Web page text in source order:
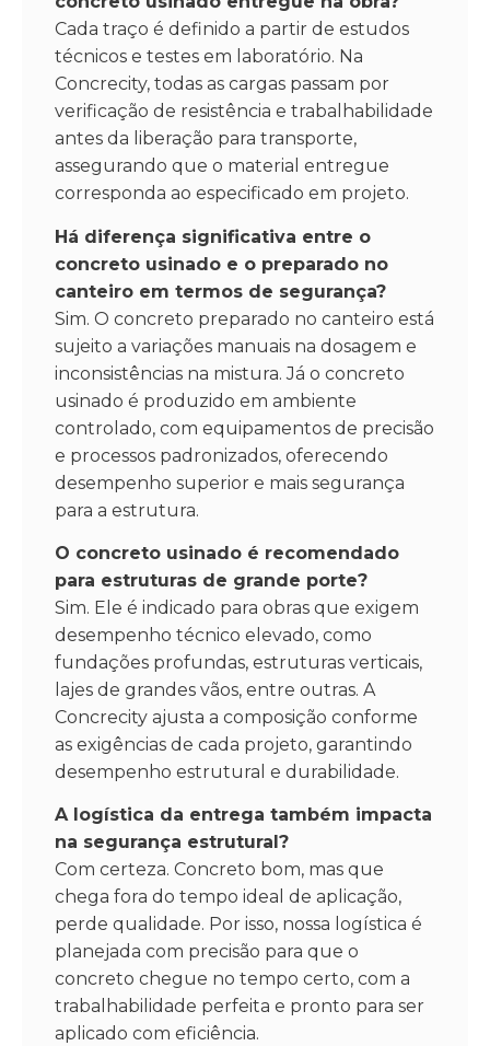
Cada traço é definido a partir de estudos
técnicos e testes em laboratório. Na
Concrecity, todas as cargas passam por
verificação de resistência e trabalhabilidade
antes da liberação para transporte,
assegurando que o material entregue
corresponda ao especificado em projeto.
Há diferença significativa entre o
concreto usinado e o preparado no
canteiro em termos de segurança?
Sim. O concreto preparado no canteiro está
sujeito a variações manuais na dosagem e
inconsistências na mistura. Já o concreto
usinado é produzido em ambiente
controlado, com equipamentos de precisão
e processos padronizados, oferecendo
desempenho superior e mais segurança
para a estrutura.
O concreto usinado é recomendado
para estruturas de grande porte?
Sim. Ele é indicado para obras que exigem
desempenho técnico elevado, como
fundações profundas, estruturas verticais,
lajes de grandes vãos, entre outras. A
Concrecity ajusta a composição conforme
as exigências de cada projeto, garantindo
desempenho estrutural e durabilidade.
A logística da entrega também impacta
na segurança estrutural?
Com certeza. Concreto bom, mas que
chega fora do tempo ideal de aplicação,
perde qualidade. Por isso, nossa logística é
planejada com precisão para que o
concreto chegue no tempo certo, com a
trabalhabilidade perfeita e pronto para ser
aplicado com eficiência.